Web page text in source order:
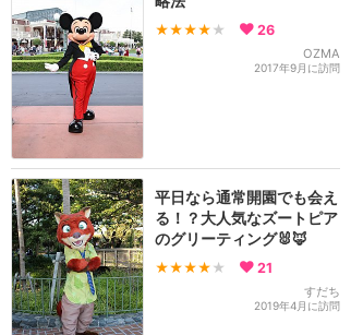
★★★★ ★ 26
OZMA
2017年9月に訪問
平日なら通常開園でも会え
る！？大人気なズートピア
のグリーティング🐰🦊
★★★★ ★ 21
すだち
2019年4月に訪問